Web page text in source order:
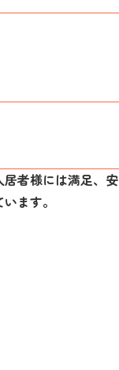
者様には満足、安
ます。